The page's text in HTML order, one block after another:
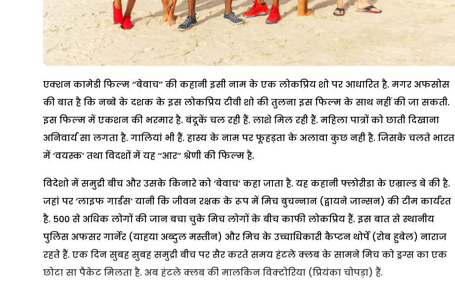
एक्शन कामेडी फिल्म ‘‘बेवाच’’ की कहानी इसी नाम के एक लोकप्रिय शो पर आधारित है. मगर अफसोस
की बात है कि नब्बे के दशक के इस लोकप्रिय टीवी शो की तुलना इस फिल्म के साथ नहीं की जा सकती.
इस फिल्म में एकशन की भरमार है. बंदूकें चल रही हैं. लाशे मिल रही हैं. महिला पात्रों को छाती दिखाना
अनिवार्य सा लगता है. गालियां भी हैं. हास्य के नाम पर फूहड़ता के अलावा कुछ नही है. जिसके चलते भारत
में ‘वयस्क’ तथा विदशों में यह ‘‘आर’’ श्रेणी की फिल्म है.
विदेशो में समुद्री बीच और उसके किनारे को ‘बेवाच’ कहा जाता है. यह कहानी फ्लोरीडा के एम्राल्ड बे की है.
जहां पर ‘लाइफ गार्डस’ यानी कि जीवन रक्षक के रूप में मिच बुचन्नान (द्वायने जान्सन) की टीम कार्यरत
है. 500 से अधिक लोगों की जान बचा चुके मिच लोगों के बीच काफी लोकप्रिय हैं. इस बात से स्थानीय
पुलिस अफसर गार्नेर (याहया अब्दुल मस्तीन) और मिच के उच्चाधिकारी कैप्टन थोर्पे (रोब हुबेल) नाराज
रहते हैं. एक दिन सुबह सुबह समुद्री बीच पर सैर करते समय हंटले क्लब के सामने मिच को ड्रग्स का एक
छोटा सा पैकेट मिलता है. अब हंटले क्लब की मालकिन विक्टोरिया (प्रियंका चोपड़ा) हैं.